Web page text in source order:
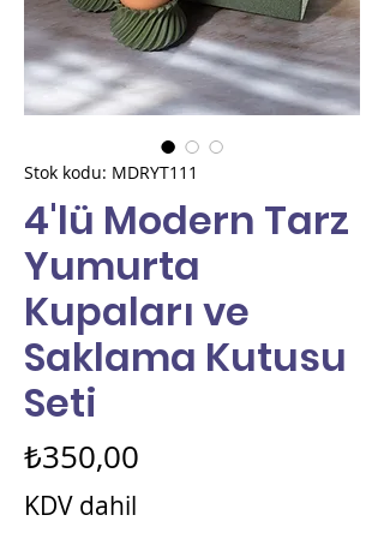
Stok kodu: MDRYT111
4'lü Modern Tarz
Yumurta
Kupaları ve
Saklama Kutusu
Seti
₺350,00
KDV dahil